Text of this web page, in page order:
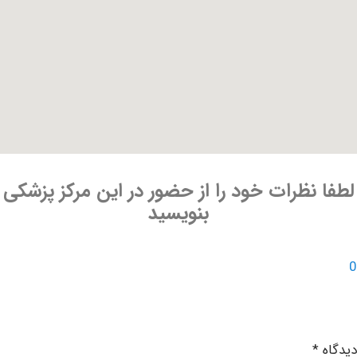
خود را از حضور در این مرکز پزشکی
بنویسید